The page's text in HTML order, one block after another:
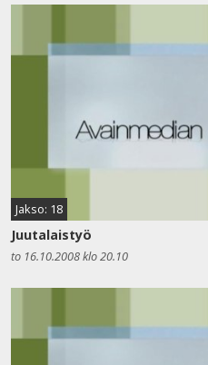
Jakso: 18
Juutalaistyö
to 16.10.2008 klo 20.10